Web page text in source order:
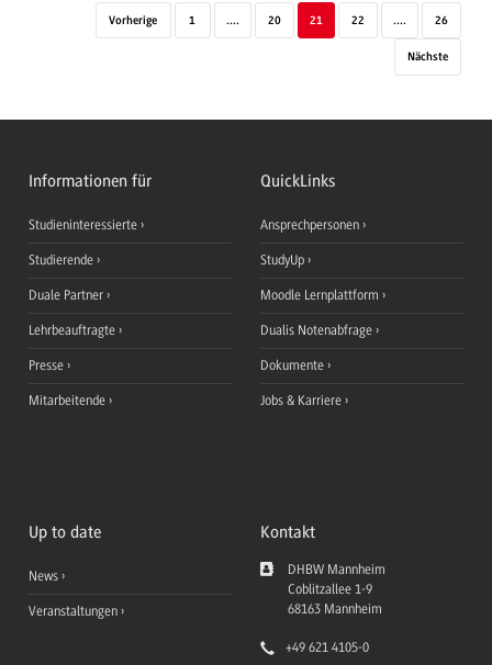
Vorherige 1 .... 20 21 22 .... 26
Nächste
Informationen für
Studieninteressierte
Studierende
Duale Partner
Lehrbeauftragte
Presse
Mitarbeitende
QuickLinks
Ansprechpersonen
StudyUp
Moodle Lernplattform
Dualis Notenabfrage
Dokumente
Jobs & Karriere
Up to date
News
Veranstaltungen
Kontakt
DHBW Mannheim
Coblitzallee 1-9
68163 Mannheim
+49 621 4105-0